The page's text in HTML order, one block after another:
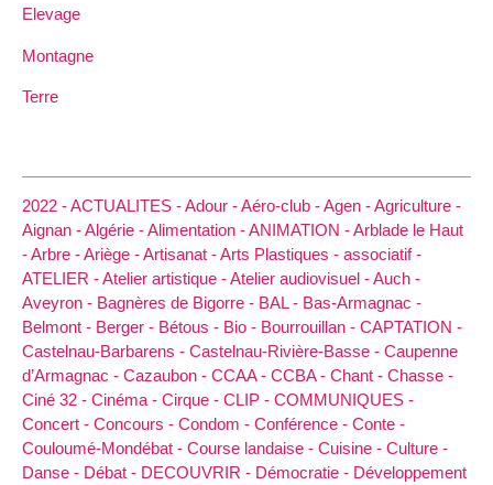
Elevage
Montagne
Terre
2022 -ACTUALITES -Adour -Aéro-club -Agen -Agriculture -
Aignan -Algérie -Alimentation -ANIMATION -Arblade le Haut
-Arbre -Ariège -Artisanat -Arts Plastiques - associatif -
ATELIER -Atelier artistique -Atelier audiovisuel -Auch -
Aveyron - Bagnères de Bigorre - BAL - Bas-Armagnac -
Belmont - Berger - Bétous - Bio - Bourrouillan - CAPTATION -
Castelnau-Barbarens - Castelnau-Rivière-Basse - Caupenne
d’Armagnac - Cazaubon - CCAA - CCBA - Chant - Chasse -
Ciné 32 - Cinéma - Cirque - CLIP - COMMUNIQUES -
Concert - Concours - Condom - Conférence - Conte -
Couloumé-Mondébat - Course landaise - Cuisine - Culture -
Danse - Débat - DECOUVRIR - Démocratie - Développement